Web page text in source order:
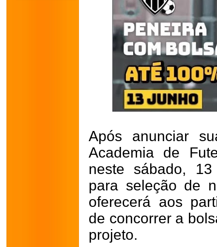
Após anunciar
Academia de
neste sábado,
para seleção de
oferecerá aos
de concorrer a
projeto.